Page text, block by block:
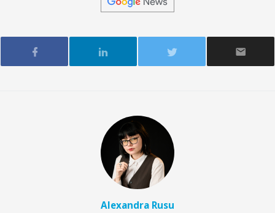
Alexandra Rusu